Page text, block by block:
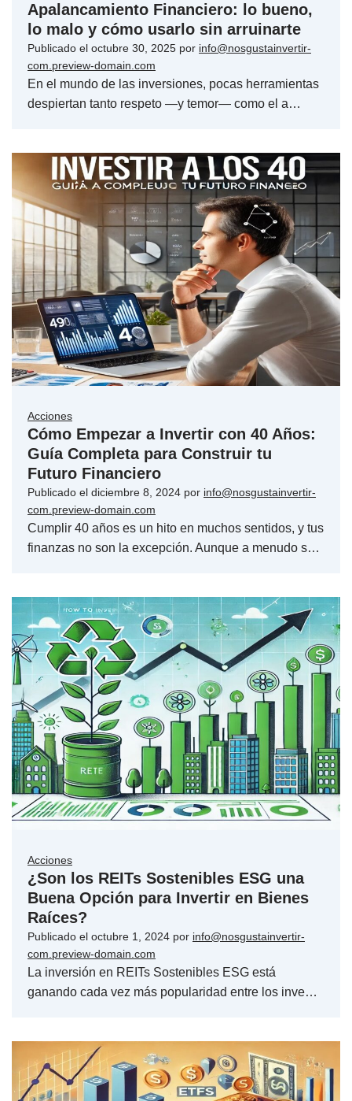
Apalancamiento Financiero: lo bueno,
lo malo y cómo usarlo sin arruinarte
Publicado el octubre 30, 2025 por info@nosgustainvertir-
com.preview-domain.com
En el mundo de las inversiones, pocas herramientas
despiertan tanto respeto —y temor— como el a…
Acciones
Cómo Empezar a Invertir con 40 Años:
Guía Completa para Construir tu
Futuro Financiero
Publicado el diciembre 8, 2024 por info@nosgustainvertir-
com.preview-domain.com
Cumplir 40 años es un hito en muchos sentidos, y tus
finanzas no son la excepción. Aunque a menudo s…
Acciones
¿Son los REITs Sostenibles ESG una
Buena Opción para Invertir en Bienes
Raíces?
Publicado el octubre 1, 2024 por info@nosgustainvertir-
com.preview-domain.com
La inversión en REITs Sostenibles ESG está
ganando cada vez más popularidad entre los inve…